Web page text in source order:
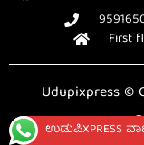
ಉಡುಪಿXPRESS
First
Udupixpress ©